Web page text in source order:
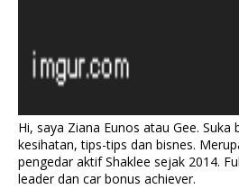
Hi, saya Ziana Eunos atau Gee. Suka
kesihatan, tips-tips dan bisnes.
pengedar aktif Shaklee sejak 2014.
leader dan car bonus achiever.